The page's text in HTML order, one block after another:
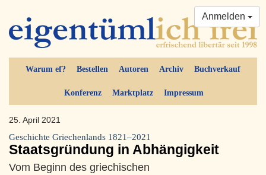
Warum ef? Bestellen Autoren Archiv Buchverkauf
Konferenz Marktplatz Impressum
Anmelden
25. April 2021
Geschichte Griechenlands 1821–2021
Staatsgründung in Abhängigkeit
Vom Beginn des griechischen